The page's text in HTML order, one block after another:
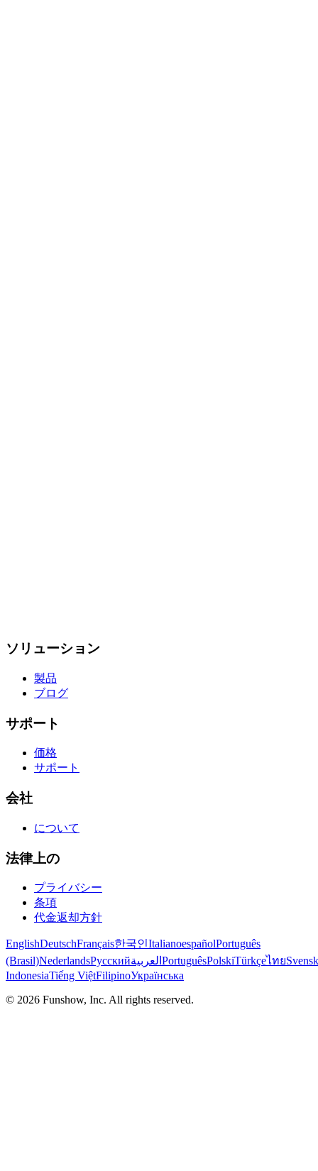
ソリューション
製品
ブログ
サポート
価格
サポート
会社
について
法律上の
プライバシー
条項
代金返却方針
EnglishDeutschFrançais한국인ItalianoespañolPortuguês
(Brasil)NederlandsРусскийالعربية PortuguêsPolskiTürkçeไทย
IndonesiaTiếng ViệtFilipinoУкраїнська
© 2026 Funshow, Inc. All rights reserved.